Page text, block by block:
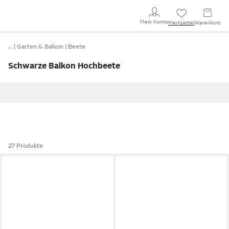
Mein KontoMerkzettel Warenkorb
… Garten & Balkon Beete
Schwarze Balkon Hochbeete
27 Produkte